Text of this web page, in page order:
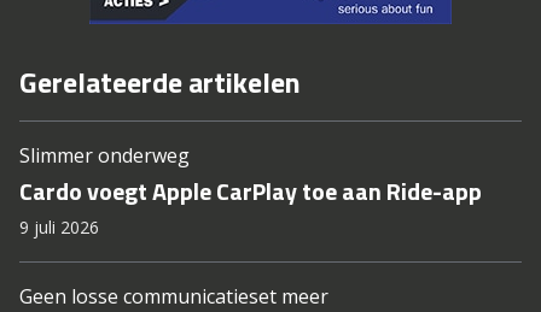
Gerelateerde artikelen
Slimmer onderweg
Cardo voegt Apple CarPlay toe aan Ride-app
9 juli 2026
Geen losse communicatieset meer